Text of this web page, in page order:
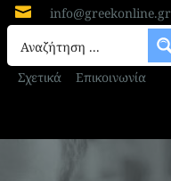
 info@greekonline.gr
Σχετικά Επικοινωνία